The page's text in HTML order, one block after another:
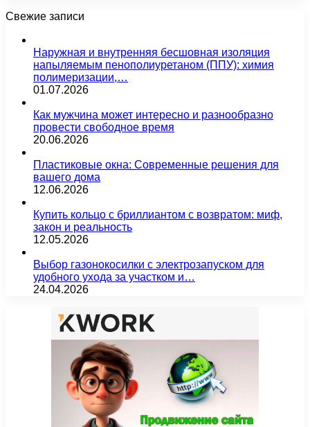
Свежие записи
Наружная и внутренняя бесшовная изоляция
напыляемым пенополиуретаном (ППУ): химия
полимеризации,…
01.07.2026
Как мужчина может интересно и разнообразно
провести свободное время
20.06.2026
Пластиковые окна: Современные решения для
вашего дома
12.06.2026
Купить кольцо с бриллиантом с возвратом: миф,
закон и реальность
12.05.2026
Выбор газонокосилки с электрозапуском для
удобного ухода за участком и…
24.04.2026